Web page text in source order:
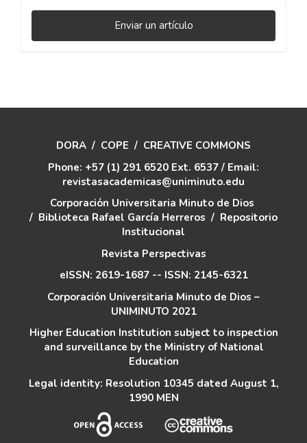
Enviar
un
Enviar un artículo
DORA / COPE / CREATIVE COMMONS
Phone: +57 (1) 291 6520 Ext. 6537 / Email:
revistasacademicas@uniminuto.edu
Corporación Universitaria Minuto de Dios
/ Biblioteca Rafael García Herreros / Repositorio
Institucional
Revista Perspectivas
eISSN: 2619-1687 -- ISSN: 2145-6321
Corporación Universitaria Minuto de Dios –
UNIMINUTO 2021
Higher Education Institution subject to inspection
and surveillance by the Ministry of National
Education
Legal identity: Resolution 10345 dated August 1,
1990 MEN